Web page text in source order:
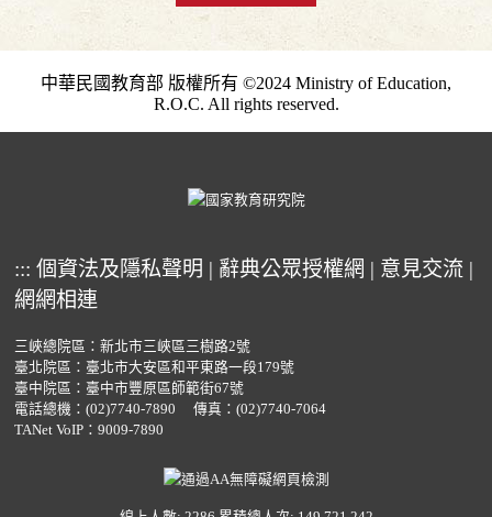
中華民國教育部 版權所有 ©2024 Ministry of Education,
R.O.C. All rights reserved.
::: 個資法及隱私聲明 | 辭典公眾授權網 | 意見交流 |
網網相連
三峽總院區：新北市三峽區三樹路2號
臺北院區：臺北市大安區和平東路一段179號
臺中院區：臺中市豐原區師範街67號
電話總機： (02)7740-7890
傳真：(02)7740-7064
TANet VoIP：9009-7890